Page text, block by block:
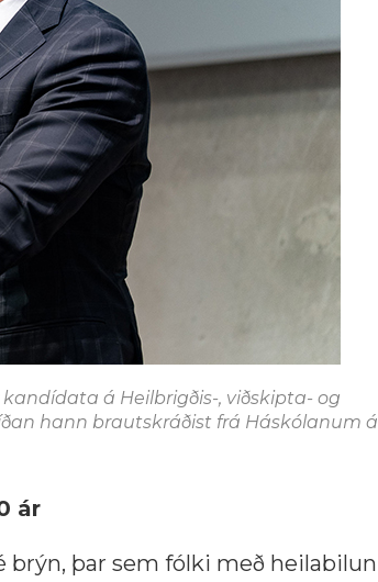
á Heilbrigðis-, viðskipta- og
hann brautskráðist frá Háskólanum á
ár
brýn, þar sem fólki með heilabilun